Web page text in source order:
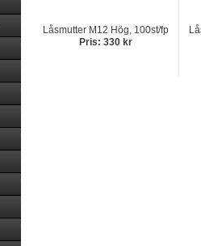
Låsmutter M12 Hög, 100st/fp
Pris: 330 kr